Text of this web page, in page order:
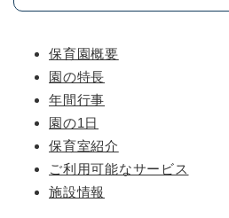
保育園概要
園の特長
年間行事
園の1日
保育室紹介
ご利用可能なサービス
施設情報